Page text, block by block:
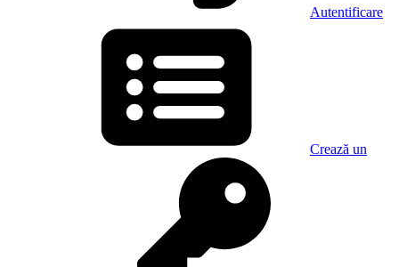
Autentificare
Crează un